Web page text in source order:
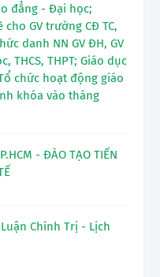
đẳng - Đại học;
cho GV trường CĐ TC,
danh NN GV ĐH, GV
THCS, THPT; Giáo dục
chức hoạt động giáo
khóa vào tháng
- ĐÀO TẠO TIẾN
Chính Trị - Lịch